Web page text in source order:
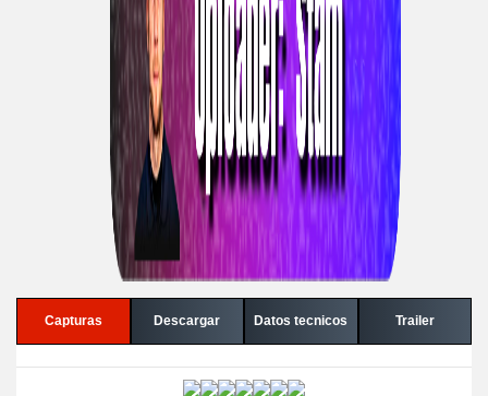
Capturas Descargar Datos tecnicos Trailer